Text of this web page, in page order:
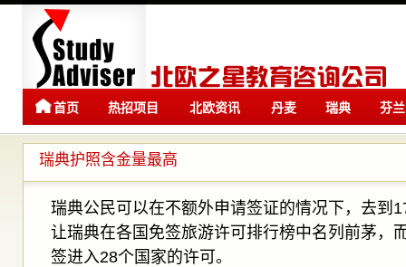
首页 热招项目 北欧资讯 丹麦
留学
瑞典
留学
芬兰
瑞典护照含金量最高
瑞典公民可以在不额外申请签证的情况下，去到
让瑞典在各国免签旅游许可排行榜中名列前茅，
签进入28个国家的许可。